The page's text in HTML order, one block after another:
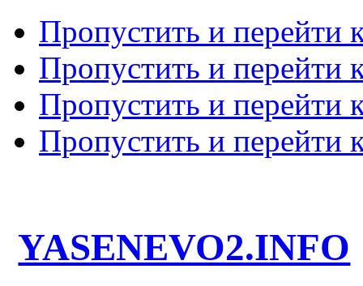
Пропустить и перейти
Пропустить и перейти
Пропустить и перейти
Пропустить и перейти
YASENEVO2.INFO